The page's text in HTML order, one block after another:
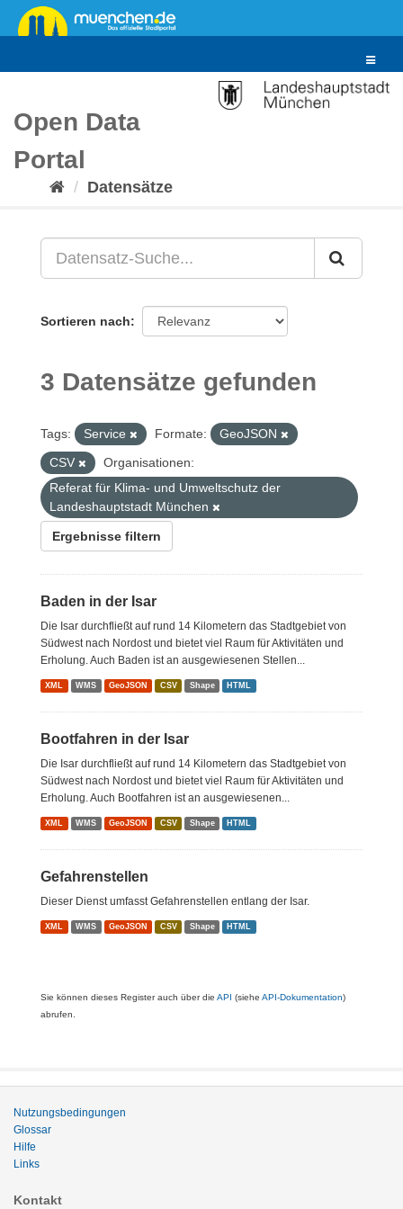
Überspringen
zum
Toggle
Open Data
Portal
Datensätze
Sortieren nach
3 Datensätze gefunden
Tags: Service Formate:
GeoJSON
CSV
Organisationen:
Referat für Klima- und Umweltschutz der
Landeshauptstadt München
Ergebnisse filtern
Baden in der Isar
Die Isar durchfließt auf rund 14 Kilometern das Stadtgebiet von
Südwest nach Nordost und bietet viel Raum für Aktivitäten und
Erholung. Auch Baden ist an ausgewiesenen Stellen...
XML WMS GeoJSON CSV Shape HTML
Bootfahren in der Isar
Die Isar durchfließt auf rund 14 Kilometern das Stadtgebiet von
Südwest nach Nordost und bietet viel Raum für Aktivitäten und
Erholung. Auch Bootfahren ist an ausgewiesenen...
XML WMS GeoJSON CSV Shape HTML
Gefahrenstellen
Dieser Dienst umfasst Gefahrenstellen entlang der Isar.
XML WMS GeoJSON CSV Shape HTML
Sie können dieses Register auch über die API (siehe API-Dokumentation)
abrufen.
Nutzungsbedingungen
Glossar
Hilfe
Links
Kontakt